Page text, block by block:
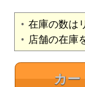
在庫の数は
店舗の在庫
カー